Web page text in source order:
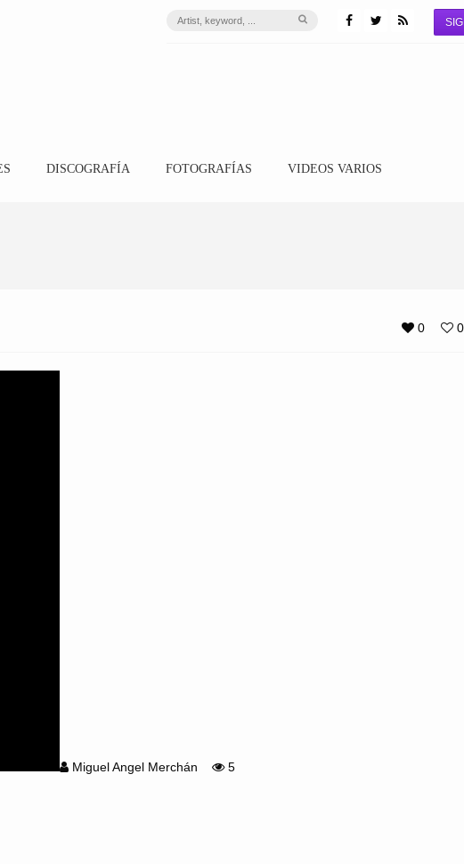
DISCOGRAFÍA FOTOGRAFÍAS VIDEOS VARIOS
0 0
Miguel Angel Merchán 5